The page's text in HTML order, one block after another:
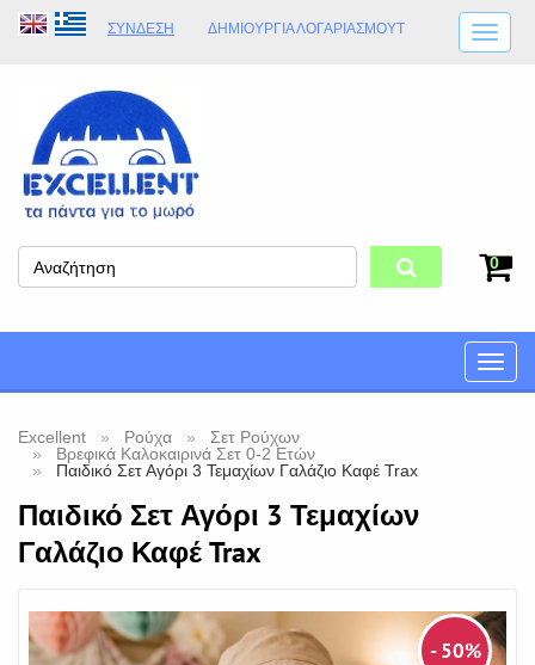
ΣΎΝΔΕΣΗ ΔΗΜΙΟΥΡΓΊΑ ΛΟΓΑΡΙΑΣΜΟΎT
ΩΡΆΡΙΟ ΚΑΤΑΣΤΉΜΑΤΟΣ
ΦΥΣΙΚΌ ΚΑΤΆΣΤΗΜΑ
0
Toggle
Excellent Ρούχα
Σετ Ρούχων
Βρεφικά Καλοκαιρινά Σετ 0-2 Ετών
Παιδικό Σετ Αγόρι 3 Τεμαχίων Γαλάζιο Καφέ Trax
Παιδικό Σετ Αγόρι 3 Τεμαχίων
Γαλάζιο Καφέ Trax
- 50%